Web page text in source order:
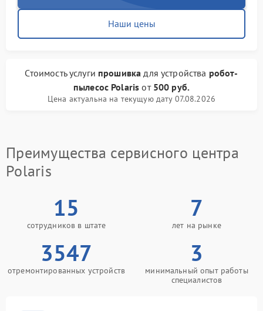
Наши цены
Стоимость услуги прошивка для устройства робот-
пылесос Polaris от 500 руб.
Цена актуальна на текущую дату 07.08.2026
Преимущества сервисного центра
Polaris
15
сотрудников в штате
7
лет на рынке
3547
отремонтированных устройств
3
минимальный опыт работы
специалистов